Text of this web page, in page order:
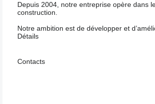
Depuis 2004, notre entreprise opère dans
construction.
Notre ambition est de développer et
Détails
Contacts